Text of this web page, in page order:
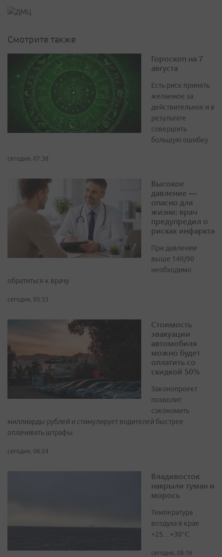
Смотрите также
Гороскоп на 7
августа
Есть риск принять
желаемое за
действительное и в
результате
совершить
большую ошибку
сегодня, 07:38
Высокое
давление —
опасно для
жизни: врач
предупредил о
рисках инфаркта
При давлении
выше 140/90
необходимо
обратиться к врачу
сегодня, 05:33
Стоимость
эвакуации
автомобиля
можно будет
оплатить со
скидкой 50%
Законопроект
позволит
сэкономить
миллиарды рублей и стимулирует водителей быстрее
оплачивать штрафы
сегодня, 06:24
Владивосток
накрыли туман и
морось
Температура
воздуха в крае
+25…+30°C
сегодня, 08:16